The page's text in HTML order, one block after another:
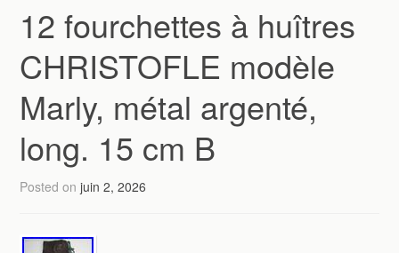
12 fourchettes à huîtres
CHRISTOFLE modèle
Marly, métal argenté,
long. 15 cm B
Posted onjuin 2, 2026